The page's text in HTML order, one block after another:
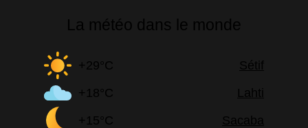
La météo dans le monde
+29°C
Sétif
+18°C
Lahti
+15°C
Sacaba